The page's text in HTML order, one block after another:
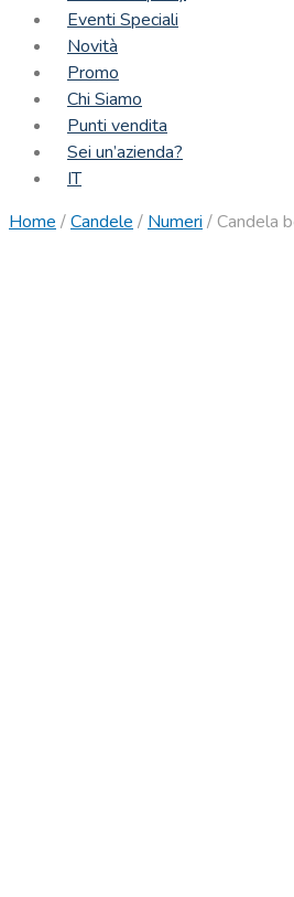
Eventi Speciali
Novità
Promo
Chi Siamo
Punti vendita
Sei un’azienda?
IT
Home /Candele / Numeri /Candela